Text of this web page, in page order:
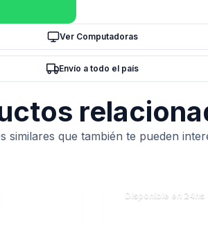
Ver Computadoras
Envío a todo el país
similares que también te pueden
Disponible en 24hs